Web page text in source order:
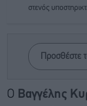
στενός
Προσθέστε
Ο Βαγγέλης